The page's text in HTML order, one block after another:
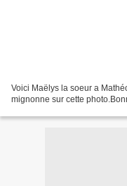
Voici Maëlys la soeur a
mignonne sur cette